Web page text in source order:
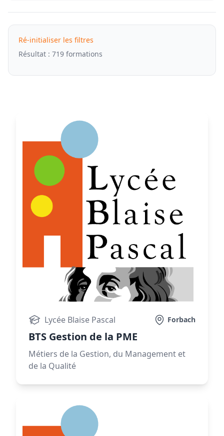
Ré-initialiser les filtres
Résultat : 719 formations
Lycée Blaise Pascal Forbach
BTS Gestion de la PME
Métiers de la Gestion, du Management et
de la Qualité